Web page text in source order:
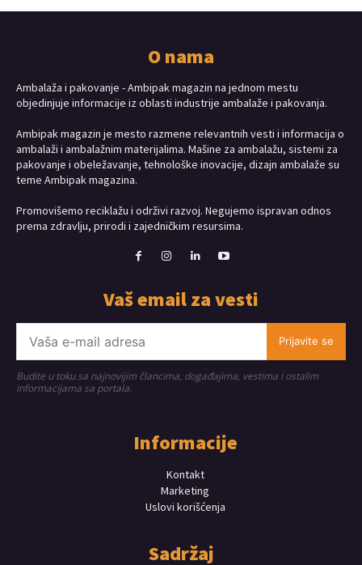
O nama
Ambalaža i pakovanje - Ambipak magazin na jednom mestu
objedinjuje informacije iz oblasti industrije ambalaže i pakovanja.
Ambipak magazin je mesto razmene relevantnih vesti i informacija o
ambalaži i ambalažnim materijalima. Mašine za ambalažu, sistemi za
pakovanje i obeležavanje, tehnološke inovacije, dizajn ambalaže su
teme Ambipak magazina.
Promovišemo reciklažu i održivi razvoj. Negujemo ispravan odnos
prema zdravlju, prirodi i zajedničkim resursima.
Vaš email za vesti
Prijavite se
Budite u toku sa najnovijim člancima, događajima, vestima i ostalim
informacijama sa portala.
Informacije
Kontakt
Marketing
Uslovi korišćenja
Sadržaj